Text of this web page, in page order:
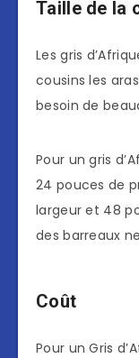
Taille de la
Les gris
cousins les
besoin de
Pour un gris
24 pouces de
largeur et 48
des barreaux
Coût
Pour un Gris